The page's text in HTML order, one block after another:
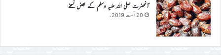
آنحضرت صلی اللہ علیہ وسلم کے بعض نسخے
20 اگست 2019ء